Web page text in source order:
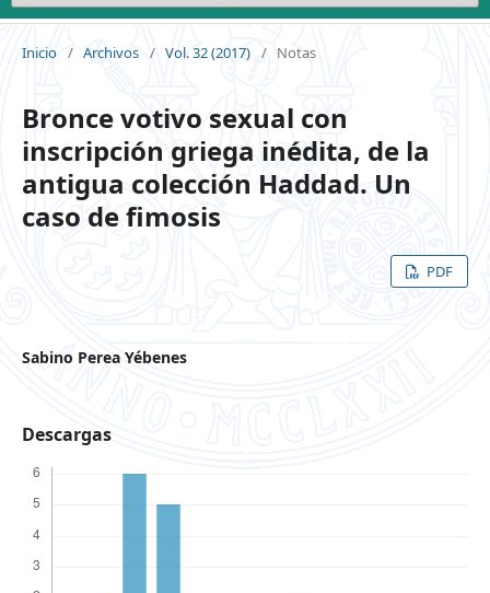
Inicio / Archivos / Vol. 32 (2017) / Notas
Bronce votivo sexual con
inscripción griega inédita, de la
antigua colección Haddad. Un
caso de fimosis
PDF
Sabino Perea Yébenes
Descargas